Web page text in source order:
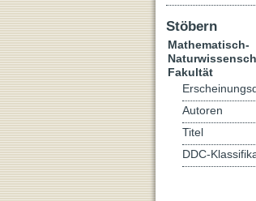
Stöbern
Mathematisch-
Fakultät
Autoren
Titel
DDC-